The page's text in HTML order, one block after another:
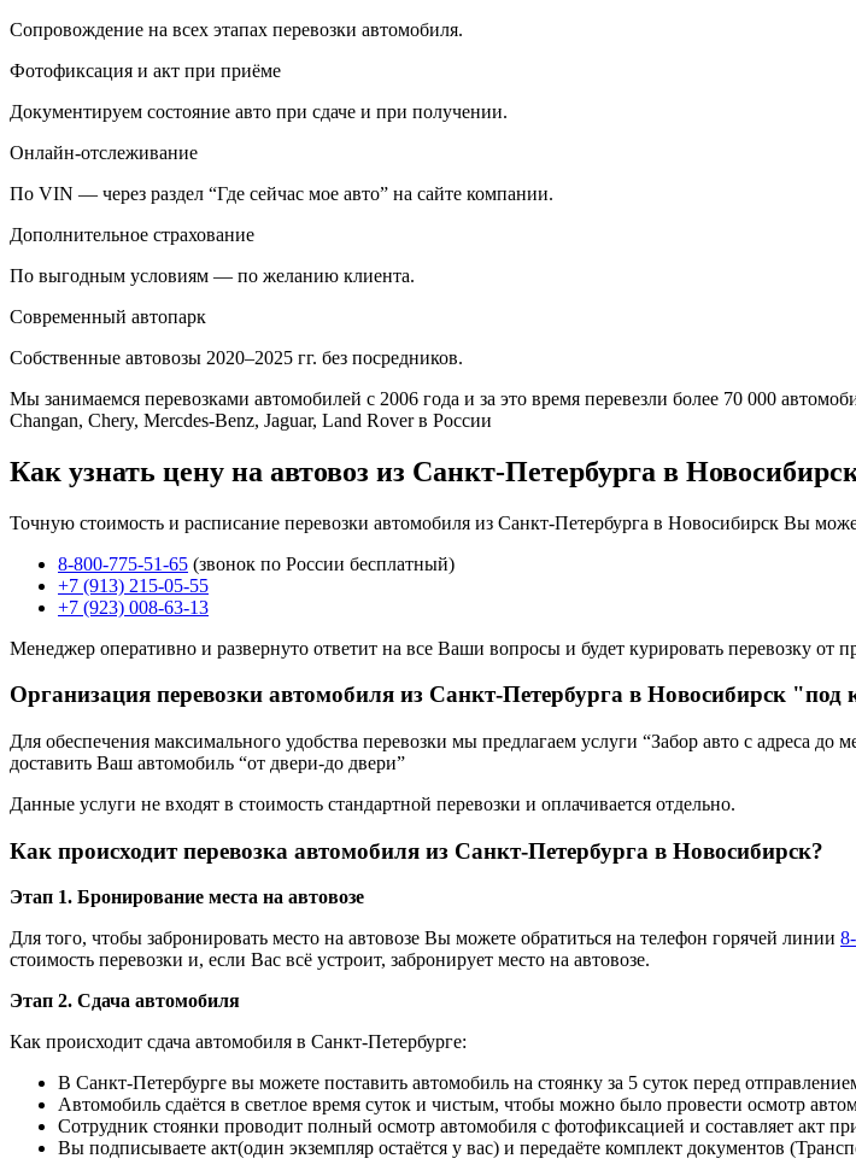
Сопровождение на всех этапах перевозки автомобиля.
Фотофиксация и акт при приёме
Документируем состояние авто при сдаче и при получении.
Онлайн-отслеживание
По VIN — через раздел “Где сейчас мое авто” на сайте компании.
Дополнительное страхование
По выгодным условиям — по желанию клиента.
Современный автопарк
Собственные автовозы 2020–2025 гг. без посредников.
Мы занимаемся перевозками автомобилей с 2006 года и за это время перевезли более 70 000
Changan, Chery, Mercdes-Benz, Jaguar, Land Rover в России
Как узнать цену на автовоз из Санкт-Петербурга в
Точную стоимость и расписание перевозки автомобиля из Санкт-Петербурга в Новосибирск Вы
8-800-775-51-65 (звонок по России бесплатный)
+7 (913) 215-05-55
+7 (923) 008-63-13
Менеджер оперативно и развернуто ответит на все Ваши вопросы и будет курировать перевозку от
Организация перевозки автомобиля из Санкт-Петербурга в Новосибирск "под
Для обеспечения максимального удобства перевозки мы предлагаем услуги “Забор авто с адреса
доставить Ваш автомобиль “от двери-до двери”
Данные услуги не входят в стоимость стандартной перевозки и оплачивается отдельно.
Как происходит перевозка автомобиля из Санкт-Петербурга в Новосибирск?
Этап 1. Бронирование места на автовозе
Для того, чтобы забронировать место на автовозе Вы можете обратиться на телефон горячей линии
стоимость перевозки и, если Вас всё устроит, забронирует место на автовозе.
Этап 2. Сдача автомобиля
Как происходит сдача автомобиля в Санкт-Петербурге:
В Санкт-Петербурге вы можете поставить автомобиль на стоянку за 5 суток перед
Автомобиль сдаётся в светлое время суток и чистым, чтобы можно было провести осмотр
Сотрудник стоянки проводит полный осмотр автомобиля с фотофиксацией и составляет акт
Вы подписываете акт(один экземпляр остаётся у вас) и передаёте комплект документов